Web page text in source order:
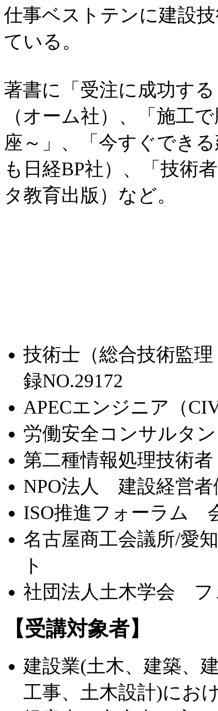
仕事ベストテンに建設
ている。
著書に「受注に成功す
（オーム社）、「施工
座～」、「今すぐでき
も日経BP社）、「技術
タ教育出版）など。
技術士（総合技術監
録NO.29172
APECエンジニア（
労働安全コンサルタ
第二種情報処理技術者
NPO法人 建設経営
ISO推進フォーラム
名古屋商工会議所/愛
ト
社団法人土木学会 フ
【受講対象者】
建設業(土木、建築、
工事、土木設計)にお